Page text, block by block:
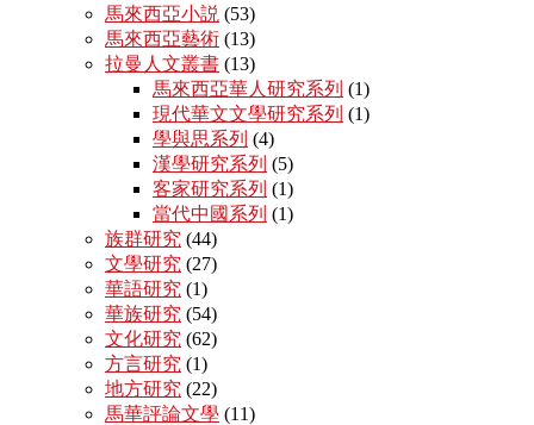
馬來西亞小説 (53)
馬來西亞藝術 (13)
拉曼人文叢書 (13)
馬來西亞華人研究系列 (1)
現代華文文學研究系列 (1)
學與思系列 (4)
漢學研究系列 (5)
客家研究系列 (1)
當代中國系列 (1)
族群研究 (44)
文學研究 (27)
華語研究 (1)
華族研究 (54)
文化研究 (62)
方言研究 (1)
地方研究 (22)
馬華評論文學 (11)